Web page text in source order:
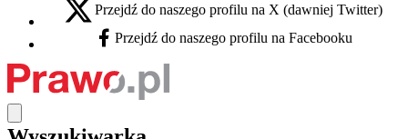
X - otwiera się w nowej karcie
Przejdź do naszego profilu na X (dawniej Twitter)
Facebook - otwiera się w nowej karcie
Przejdź do naszego profilu na Facebooku